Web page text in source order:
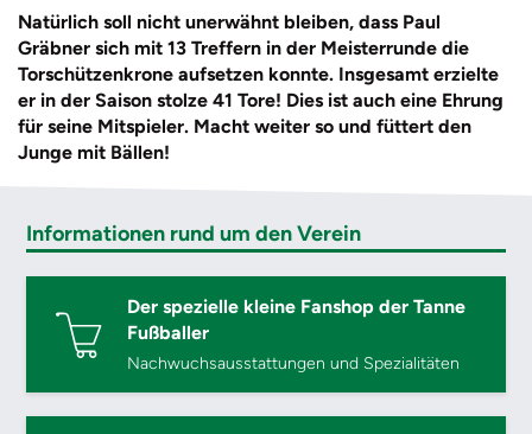
Natürlich soll nicht unerwähnt bleiben, dass Paul
Gräbner sich mit 13 Treffern in der Meisterrunde die
Torschützenkrone aufsetzen konnte. Insgesamt erzielte
er in der Saison stolze 41 Tore! Dies ist auch eine Ehrung
für seine Mitspieler. Macht weiter so und füttert den
Junge mit Bällen!
Informationen rund um den Verein
Der spezielle kleine Fanshop der Tanne
Fußballer
Nachwuchsausstattungen und Spezialitäten